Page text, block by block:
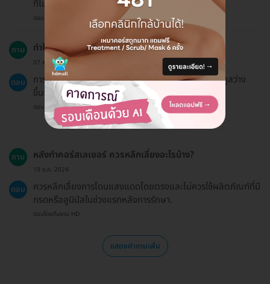
ที่ไม่สม่ำเสมอ.
ตอบโดยทีมงาน HD
ถาม ทำไมต้องทำคอร์สเลเซอร์ Q-Switched?
07 พ.ค. 2023
ตอบ
การทำคอร์สเลเซอร์ Q-Switched จะช่วยให้ผิวของคุณดูสว่าง
ขึ้นและลดเลือนรอยด่างดำได้อย่างมีประสิทธิภาพ.
ตอบโดยทีมงาน HD
ถาม หลังทำคอร์สเลเซอร์ ควรหลีกเลี่ยงอะไรบ้าง?
19 ธ.ค. 2024
ตอบ
ควรหลีกเลี่ยงการโดนแสงแดดโดยตรงและไม่ควรใช้ผลิตภัณฑ์ที่มี
กรดหรือลูมินัสในช่วงแรกหลังการรักษา.
ตอบโดยทีมงาน HD
แสดงคำถามเพิ่ม